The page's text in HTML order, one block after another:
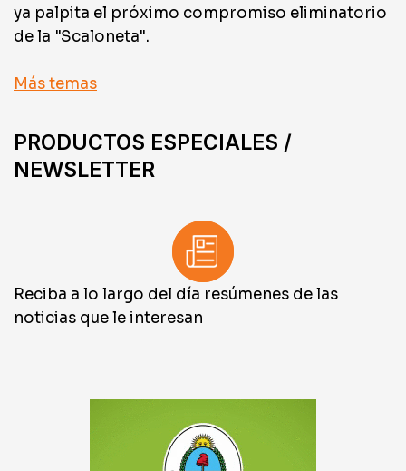
ya palpita el próximo compromiso eliminatorio
de la "Scaloneta".
Más temas
PRODUCTOS ESPECIALES /
NEWSLETTER
Reciba a lo largo del día resúmenes de las
noticias que le interesan